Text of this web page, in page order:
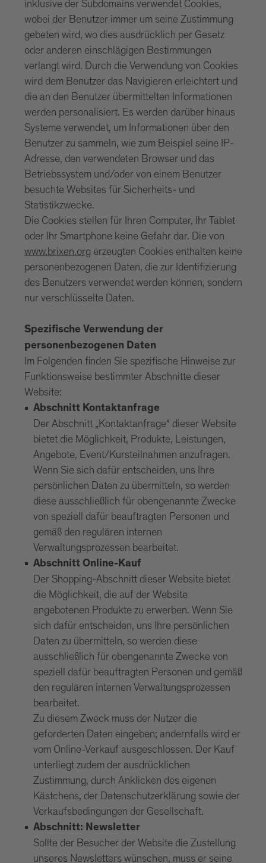
inklusive der Subdomains verwendet Cookies,
wobei der Benutzer immer um seine Zustimmung
gebeten wird, wo dies ausdrücklich per Gesetz
oder anderen einschlägigen Bestimmungen
verlangt wird. Durch die Verwendung von Cookies
wird dem Benutzer das Navigieren erleichtert und
die an den Benutzer übermittelten Informationen
werden personalisiert. Es werden darüber hinaus
Systeme verwendet, um Informationen über den
Benutzer zu sammeln, wie zum Beispiel seine IP-
Adresse, den verwendeten Browser und das
Betriebssystem und/oder von einem Benutzer
besuchte Websites für Sicherheits- und
Statistikzwecke.
Die Cookies stellen für Ihren Computer, Ihr Tablet
oder Ihr Smartphone keine Gefahr dar. Die von
www.brixen.org erzeugten Cookies enthalten keine
personenbezogenen Daten, die zur Identifizierung
des Benutzers verwendet werden können, sondern
nur verschlüsselte Daten.
Spezifische Verwendung der
personenbezogenen Daten
Im Folgenden finden Sie spezifische Hinweise zur
Funktionsweise bestimmter Abschnitte dieser
Website:
Abschnitt Kontaktanfrage
Der Abschnitt „Kontaktanfrage“ dieser Website
bietet die Möglichkeit, Produkte, Leistungen,
Angebote, Event/Kursteilnahmen anzufragen.
Wenn Sie sich dafür entscheiden, uns Ihre
persönlichen Daten zu übermitteln, so werden
diese ausschließlich für obengenannte Zwecke
von speziell dafür beauftragten Personen und
gemäß den regulären internen
Verwaltungsprozessen bearbeitet.
Abschnitt Online-Kauf
Der Shopping-Abschnitt dieser Website bietet
die Möglichkeit, die auf der Website
angebotenen Produkte zu erwerben. Wenn Sie
sich dafür entscheiden, uns Ihre persönlichen
Daten zu übermitteln, so werden diese
ausschließlich für obengenannte Zwecke von
speziell dafür beauftragten Personen und gemäß
den regulären internen Verwaltungsprozessen
bearbeitet.
Zu diesem Zweck muss der Nutzer die
geforderten Daten eingeben; andernfalls wird er
vom Online-Verkauf ausgeschlossen. Der Kauf
unterliegt zudem der ausdrücklichen
Zustimmung, durch Anklicken des eigenen
Kästchens, der Datenschutzerklärung sowie der
Verkaufsbedingungen der Gesellschaft.
Abschnitt: Newsletter
Sollte der Besucher der Website die Zustellung
unseres Newsletters wünschen, muss er seine